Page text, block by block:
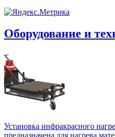
Оборудование и
Установка инфракрасного
предназначена для нагрева